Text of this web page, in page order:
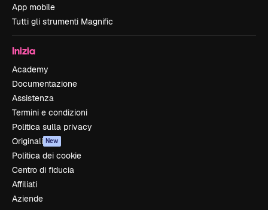
App mobile
Tutti gli strumenti Magnific
Inizia
Academy
Documentazione
Assistenza
Termini e condizioni
Politica sulla privacy
Originali New
Politica dei cookie
Centro di fiducia
Affiliati
Aziende